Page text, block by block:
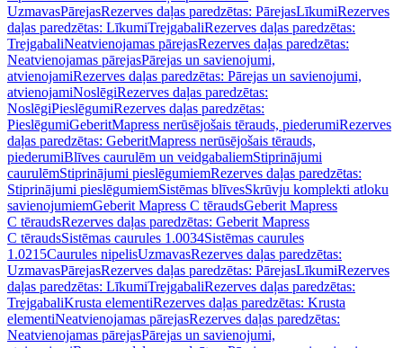
UzmavasPārejasRezerves daļas paredzētas: PārejasLīkumiRezerves
daļas paredzētas: LīkumiTrejgabaliRezerves daļas paredzētas:
TrejgabaliNeatvienojamas pārejasRezerves daļas paredzētas:
Neatvienojamas pārejasPārejas un savienojumi,
atvienojamiRezerves daļas paredzētas: Pārejas un savienojumi,
atvienojamiNoslēgiRezerves daļas paredzētas:
NoslēgiPieslēgumiRezerves daļas paredzētas:
PieslēgumiGeberitMapress nerūsējošais tērauds, piederumiRezerves
daļas paredzētas: GeberitMapress nerūsējošais tērauds,
piederumiBlīves caurulēm un veidgabaliemStiprinājumi
caurulēmStiprinājumi pieslēgumiemRezerves daļas paredzētas:
Stiprinājumi pieslēgumiemSistēmas blīvesSkrūvju komplekti atloku
savienojumiemGeberit Mapress C tēraudsGeberit Mapress
C tēraudsRezerves daļas paredzētas: Geberit Mapress
C tēraudsSistēmas caurules 1.0034Sistēmas caurules
1.0215Caurules nipelisUzmavasRezerves daļas paredzētas:
UzmavasPārejasRezerves daļas paredzētas: PārejasLīkumiRezerves
daļas paredzētas: LīkumiTrejgabaliRezerves daļas paredzētas:
TrejgabaliKrusta elementiRezerves daļas paredzētas: Krusta
elementiNeatvienojamas pārejasRezerves daļas paredzētas:
Neatvienojamas pārejasPārejas un savienojumi,